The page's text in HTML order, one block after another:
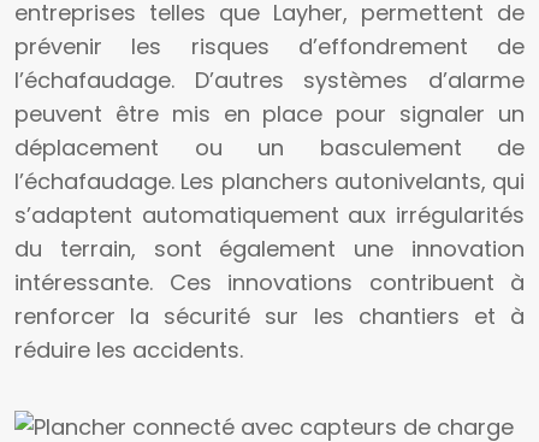
entreprises telles que Layher, permettent de
prévenir les risques d’effondrement de
l’échafaudage. D’autres systèmes d’alarme
peuvent être mis en place pour signaler un
déplacement ou un basculement de
l’échafaudage. Les planchers autonivelants, qui
s’adaptent automatiquement aux irrégularités
du terrain, sont également une innovation
intéressante. Ces innovations contribuent à
renforcer la sécurité sur les chantiers et à
réduire les accidents.